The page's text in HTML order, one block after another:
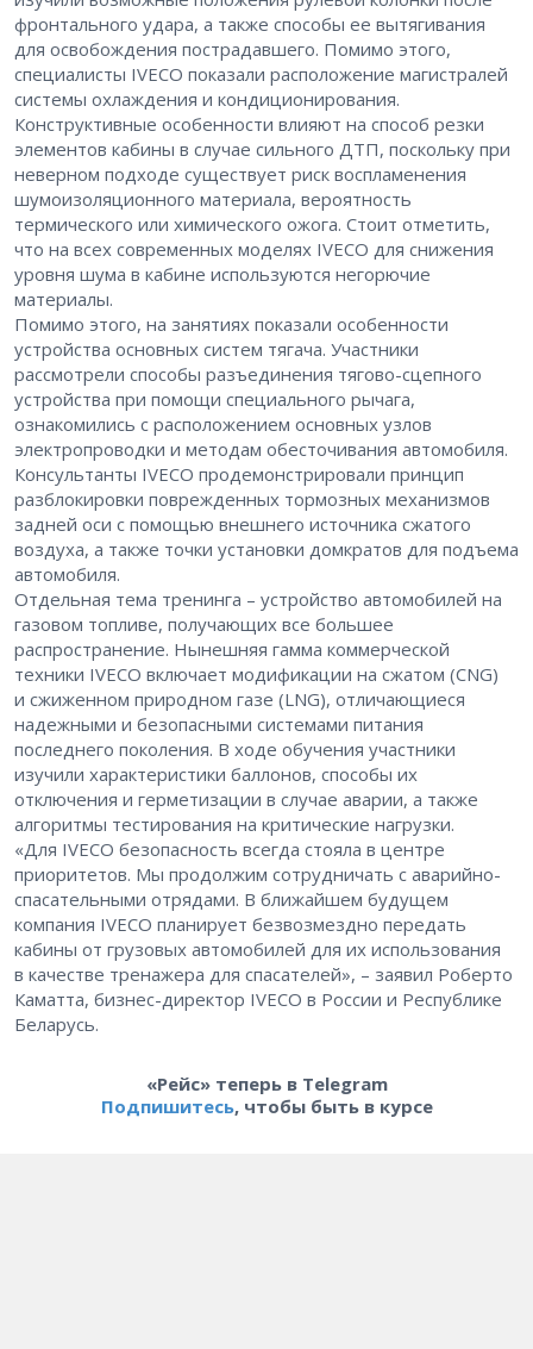
фронтального удара, а также способы ее вытягивания
для освобождения пострадавшего. Помимо этого,
специалисты IVECO показали расположение магистралей
системы охлаждения и кондиционирования.
Конструктивные особенности влияют на способ резки
элементов кабины в случае сильного ДТП, поскольку при
неверном подходе существует риск воспламенения
шумоизоляционного материала, вероятность
термического или химического ожога. Стоит отметить,
что на всех современных моделях IVECO для снижения
уровня шума в кабине используются негорючие
материалы.
Помимо этого, на занятиях показали особенности
устройства основных систем тягача. Участники
рассмотрели способы разъединения тягово-сцепного
устройства при помощи специального рычага,
ознакомились с расположением основных узлов
электропроводки и методам обесточивания автомобиля.
Консультанты IVECO продемонстрировали принцип
разблокировки поврежденных тормозных механизмов
задней оси с помощью внешнего источника сжатого
воздуха, а также точки установки домкратов для подъема
автомобиля.
Отдельная тема тренинга – ​устройство автомобилей на
газовом топливе, получающих все большее
распространение. Нынешняя гамма коммерческой
техники IVECO включает модификации на сжатом (CNG)
и сжиженном природном газе (LNG), отличающиеся
надежными и безопасными системами питания
последнего поколения. В ходе обучения участники
изучили характеристики баллонов, способы их
отключения и герметизации в случае аварии, а также
алгоритмы тестирования на критические нагрузки.
«Для IVECO безопасность всегда стояла в центре
приоритетов. Мы продолжим сотрудничать с аварийно-
спасательными отрядами. В ближайшем будущем
компания IVECO планирует безвозмездно передать
кабины от грузовых автомобилей для их использования
в качестве тренажера для спасателей», – ​заявил Роберто
Каматта, бизнес-директор IVECO в России и Республике
Беларусь.
«Рейс» теперь в Telegram
Подпишитесь, чтобы быть в курсе